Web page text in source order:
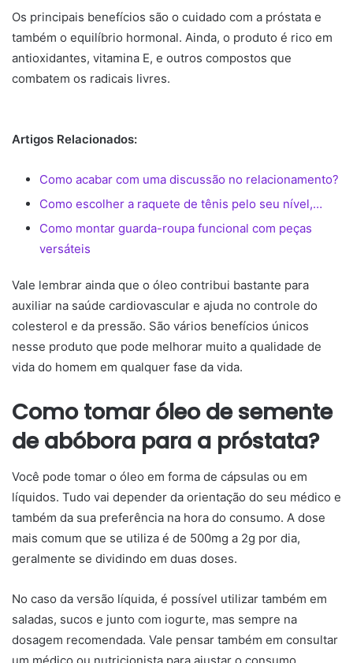
Os principais benefícios são o cuidado com a próstata e
também o equilíbrio hormonal. Ainda, o produto é rico em
antioxidantes, vitamina E, e outros compostos que
combatem os radicais livres.
Artigos Relacionados:
Como acabar com uma discussão no relacionamento?
Como escolher a raquete de tênis pelo seu nível,…
Como montar guarda-roupa funcional com peças
versáteis
Vale lembrar ainda que o óleo contribui bastante para
auxiliar na saúde cardiovascular e ajuda no controle do
colesterol e da pressão. São vários benefícios únicos
nesse produto que pode melhorar muito a qualidade de
vida do homem em qualquer fase da vida.
Como tomar óleo de semente
de abóbora para a próstata?
Você pode tomar o óleo em forma de cápsulas ou em
líquidos. Tudo vai depender da orientação do seu médico e
também da sua preferência na hora do consumo. A dose
mais comum que se utiliza é de 500mg a 2g por dia,
geralmente se dividindo em duas doses.
No caso da versão líquida, é possível utilizar também em
saladas, sucos e junto com iogurte, mas sempre na
dosagem recomendada. Vale pensar também em consultar